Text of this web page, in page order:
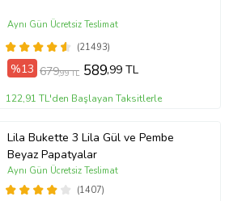
(21493)
Aynı Gün Ücretsiz Teslimat
%13 679,99 TL 589,99 TL
122,91 TL'den Başlayan Taksitlerle
Lila Bukette 3 Lila Gül ve Pembe
Beyaz Papatyalar
(1407)
Aynı Gün Ücretsiz Teslimat